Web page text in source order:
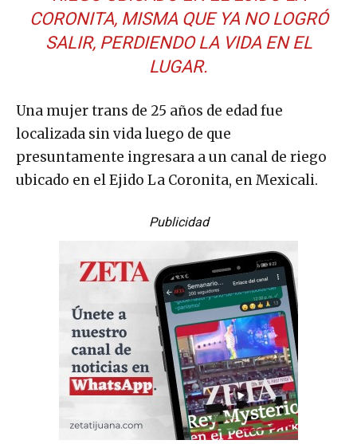
CORONITA, MISMA QUE YA NO LOGRÓ
SALIR, PERDIENDO LA VIDA EN EL
LUGAR.
Una mujer trans de 25 años de edad fue
localizada sin vida luego de que
presuntamente ingresara a un canal de riego
ubicado en el Ejido La Coronita, en Mexicali.
Publicidad